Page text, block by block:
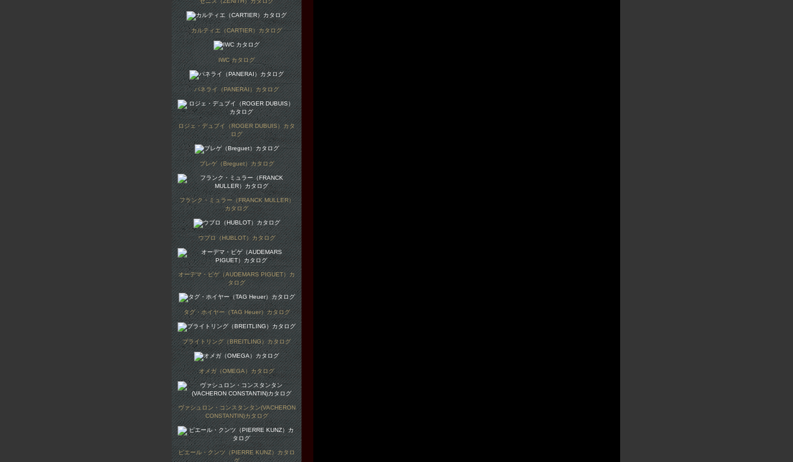
カルティエ（CARTIER）カタログ
IWC カタログ
パネライ（PANERAI）カタログ
ロジェ・デュブイ（ROGER DUBUIS）カタ
ログ
ブレゲ（Breguet）カタログ
フランク・ミュラー（FRANCK MULLER）
カタログ
ウブロ（HUBLOT）カタログ
オーデマ・ピゲ（AUDEMARS PIGUET）カ
タログ
タグ・ホイヤー（TAG Heuer）カタログ
ブライトリング（BREITLING）カタログ
オメガ（OMEGA）カタログ
ヴァシュロン・コンスタンタン(VACHERON
CONSTANTIN)カタログ
ピエール・クンツ（PIERRE KUNZ）カタロ
グ